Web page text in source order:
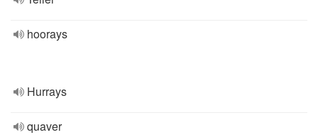
hoorays
Hurrays
quaver